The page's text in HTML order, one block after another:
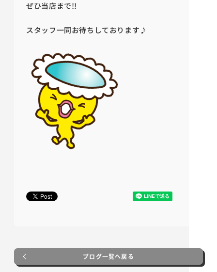
ぜひ当店まで!!
スタッフ一同お待ちしております♪
ブログ一覧へ戻る